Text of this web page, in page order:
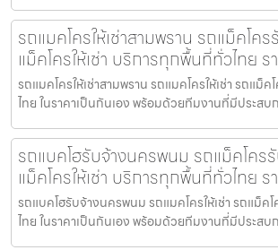
รถแมคโครให้เช่าสามพราน รถแม็คโค
แม็คโครให้เช่า บริการทุกพื้นที่ทั่วไทย ร
รถแมคโครให้เช่าสามพราน รถแมคโครให้เช่า รถแม็
ไทย ในราคาเป็นกันเอง พร้อมด้วยทีมงานที่มีประสบ
รถแบคโฮรับจ้างนครพนม รถแม็คโคร
แม็คโครให้เช่า บริการทุกพื้นที่ทั่วไทย ร
รถแบคโฮรับจ้างนครพนม รถแมคโครให้เช่า รถแม็ค
ไทย ในราคาเป็นกันเอง พร้อมด้วยทีมงานที่มีประสบ